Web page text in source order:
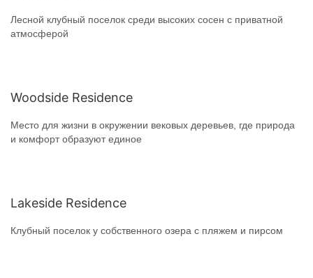
Лесной клубный поселок среди высоких сосен с приватной
атмосферой
Woodside Residence
Место для жизни в окружении вековых деревьев, где природа
и комфорт образуют единое
Lakeside Residence
Клубный поселок у собственного озера с пляжем и пирсом